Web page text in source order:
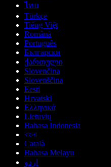
ไทย
Türkçe
Tiếng Việt
Română
Português
Български
ქართული
Slovenčina
Slovenščina
Eesti
Hrvatski
Ελληνικά
Lietuvių
Bahasa Indonesia
বাংলা
Català
Bahasa Melayu
اردو